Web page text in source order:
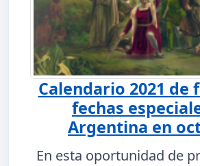
Calendario 2021 de
fechas
Argentina en
En esta oportunidad de